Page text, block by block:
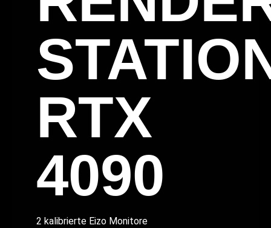
RTX
4090
2 kalibrierte Eizo Monitore